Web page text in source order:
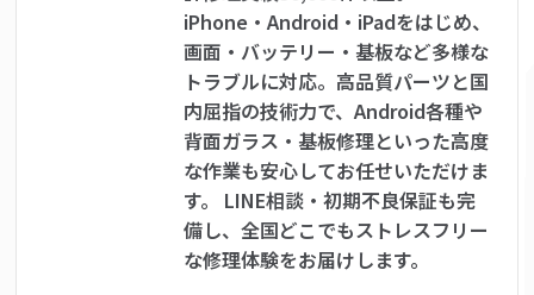
iPhone・Android・iPadをはじめ、
画面・バッテリー・基板など多様な
トラブルに対応。高品質パーツと国
内屈指の技術力で、Android各種や
背面ガラス・基板修理といった高度
な作業も安心してお任せいただけま
す。 LINE相談・初期不良保証も完
備し、全国どこでもストレスフリー
な修理体験をお届けします。